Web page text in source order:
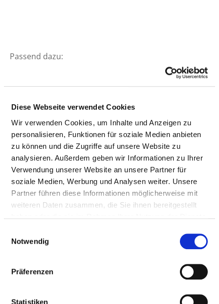
Diese Webseite verwendet Cookies
Wir verwenden Cookies, um Inhalte und Anzeigen zu
personalisieren, Funktionen für soziale Medien anbieten
zu können und die Zugriffe auf unsere Website zu
analysieren. Außerdem geben wir Informationen zu Ihrer
Verwendung unserer Website an unsere Partner für
soziale Medien, Werbung und Analysen weiter. Unsere
Partner führen diese Informationen möglicherweise mit
weiteren Daten zusammen, die Sie ihnen bereitgestellt
Notwendig
Präferenzen
Statistiken
Passend dazu:
ÄRZTE UND ÄRZTINNEN
Personelle Ausstattung der Fachabteilung mit
Ärztinnen und Ärzten. Mitarbeitende, die nicht
eindeutig einer Fachabteilung zugeordnet werden
können, werden übergreifend für das Krankenhaus
erfasst.
ERLÄUTERUNG
Anzahl (gesamt)
die kranken